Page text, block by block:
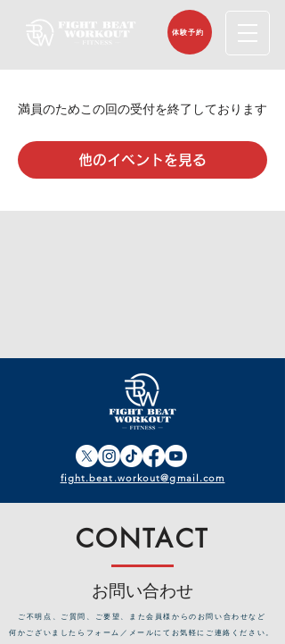
体験予約
満員のためこの回の受付を終了しております
他のイベントを見る
fight.beat.workout@gmail.com
CONTACT
お問い合わせ
​ご不明点、ご質問、ご要望、また会員様からのお問い合わせなど
何かございましたらフォーム／メールにてお気軽にご連絡ください。